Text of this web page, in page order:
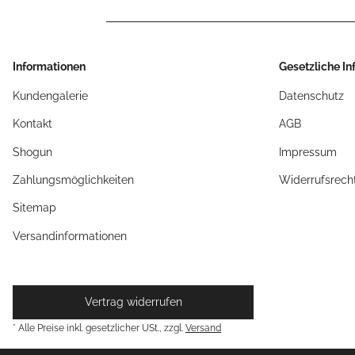
Informationen
Kundengalerie
Kontakt
Shogun
Zahlungsmöglichkeiten
Sitemap
Versandinformationen
Gesetzliche
Datenschutz
AGB
Impressum
Vertrag widerrufen
* Alle Preise inkl. gesetzlicher USt., zzgl. Versand